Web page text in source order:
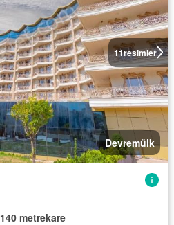
11resimler
Devremülk
140 metrekare